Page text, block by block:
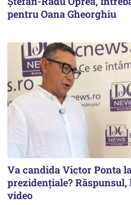
pentru Oana Gheorghiu
Va candida Victor Ponta
prezidențiale? Răspunsul,
video